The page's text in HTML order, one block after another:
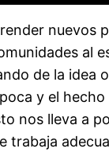
al
de la
y el
nos lleva a
trabaja